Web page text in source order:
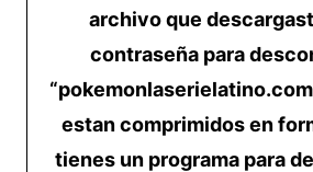
archivo que
contraseña para
estan comprimidos en
tienes un programa para